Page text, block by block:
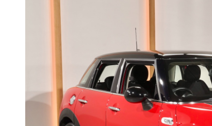
TRADE
TOP
iRの買取が他社よりも高い理由
売却手順
必要書類
MAINTENANCE メンテナンス
TOP
BMWミニ メンテナンス
BLOG & MEDIA ブログ＆メディア
TOP
MINI KNOWLEDGE ミニナレッジ
月曜日（祝日の場合は火曜日）
月々支払額
総支払額
頭金